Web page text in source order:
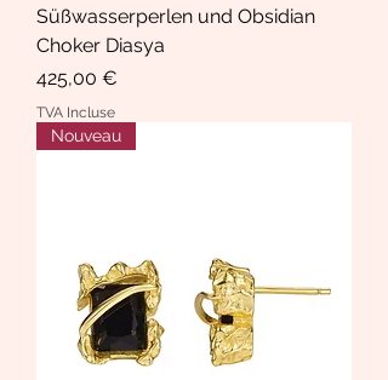
Süßwasserperlen und Obsidian
Choker Diasya
Prix
425,00 €
TVA Incluse
Nouveau